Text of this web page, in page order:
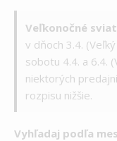
Veľkonočné
v dňoch 3.4.
sobotu 4.4. a 6.4.
niektorých
rozpisu nižšie.
Vyhľadaj podľa